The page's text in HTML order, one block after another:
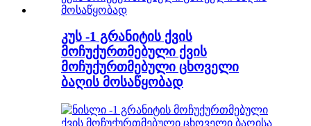
კუს -1 გრანიტის ქვის
მოჩუქურთმებული ქვის
მოჩუქურთმებული ცხოველი
ბაღის მოსაწყობად